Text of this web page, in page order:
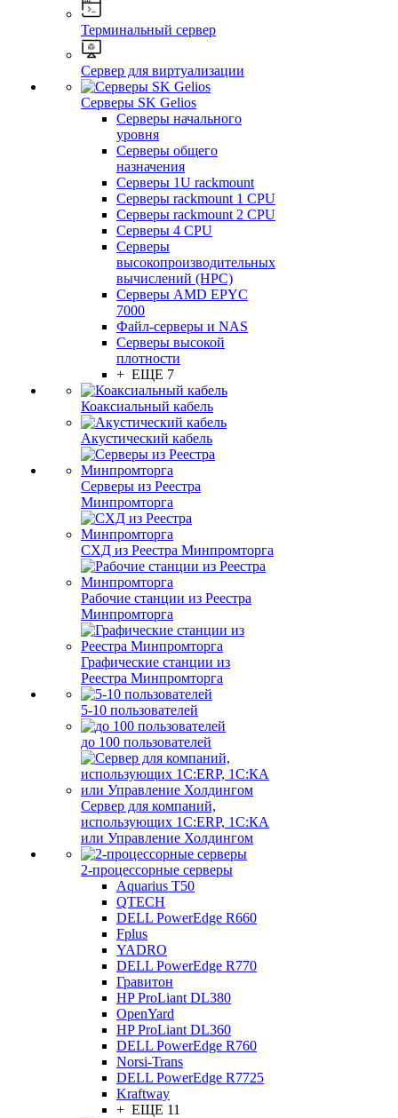
Терминальный сервер
Сервер для виртуализации
Серверы SK Gelios
Серверы начального
уровня
Серверы общего
назначения
Серверы 1U rackmount
Серверы rackmount 1 CPU
Серверы rackmount 2 CPU
Серверы 4 CPU
Серверы
высокопроизводительных
вычислений (HPC)
Серверы AMD EPYC
7000
Файл-серверы и NAS
Серверы высокой
плотности
+ ЕЩЕ 7
Коаксиальный кабель
Акустический кабель
Серверы из Реестра
Минпромторга
СХД из Реестра Минпромторга
Рабочие станции из Реестра
Минпромторга
Графические станции из
Реестра Минпромторга
5-10 пользователей
до 100 пользователей
Сервер для компаний,
использующих 1C:ERP, 1С:КА
или Управление Холдингом
2-процессорные серверы
Aquarius T50
QTECH
DELL PowerEdge R660
Fplus
YADRO
DELL PowerEdge R770
Гравитон
HP ProLiant DL380
OpenYard
HP ProLiant DL360
DELL PowerEdge R760
Norsi-Trans
DELL PowerEdge R7725
Kraftway
+ ЕЩЕ 11